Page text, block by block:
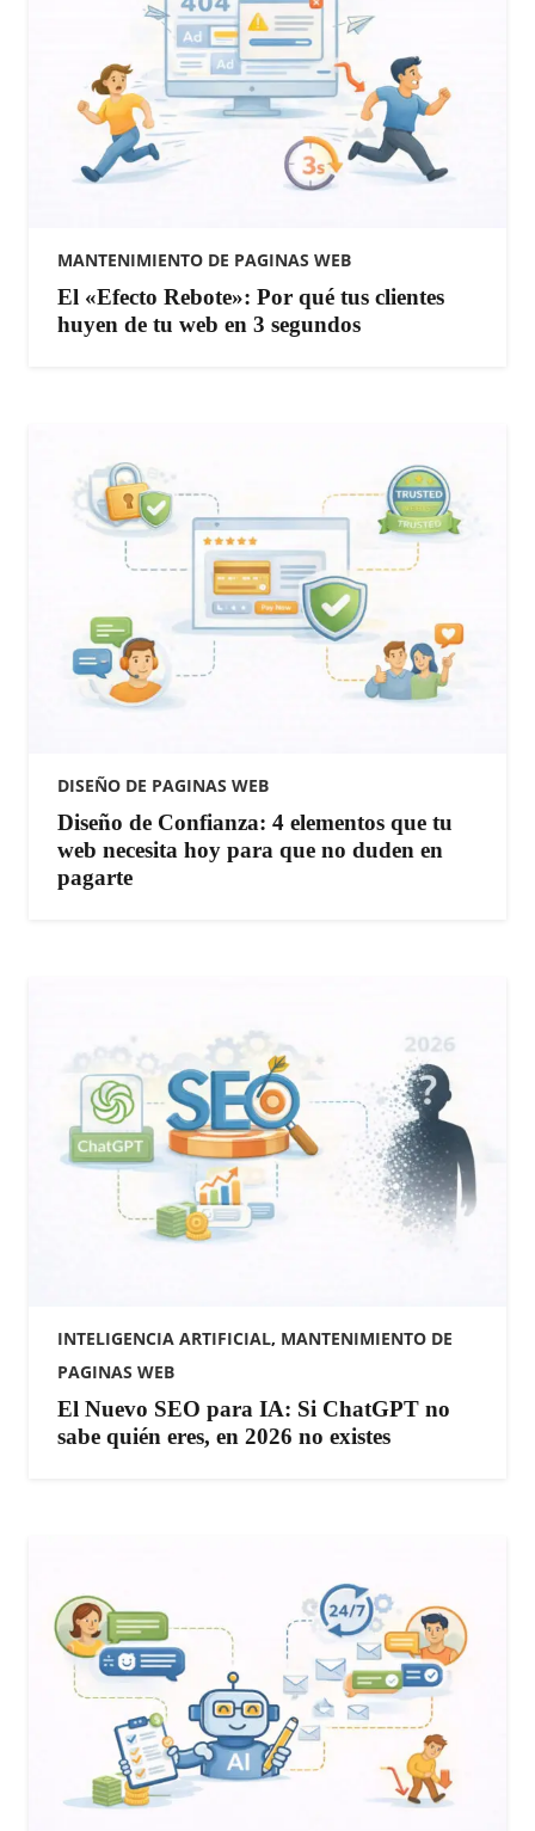
MANTENIMIENTO DE PAGINAS WEB
​El «Efecto Rebote»: Por qué tus clientes
huyen de tu web en 3 segundos
DISEÑO DE PAGINAS WEB
​Diseño de Confianza: 4 elementos que tu
web necesita hoy para que no duden en
pagarte
INTELIGENCIA ARTIFICIAL, MANTENIMIENTO DE
PAGINAS WEB
El Nuevo SEO para IA: Si ChatGPT no
sabe quién eres, en 2026 no existes